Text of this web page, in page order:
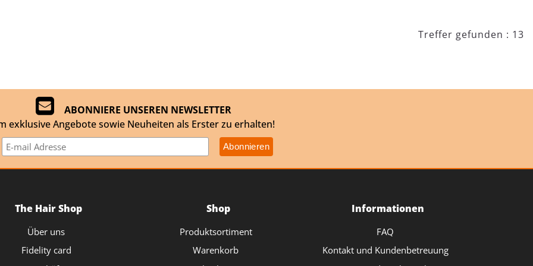
Treffer gefunden : 13
ABONNIERE UNSEREN NEWSLETTER
exklusive Angebote sowie Neuheiten als Erster zu erhalten!
The Hair Shop
Über uns
Fidelity card
Shop
Produktsortiment
Warenkorb
Informationen
FAQ
Kontakt und Kundenbetreuung